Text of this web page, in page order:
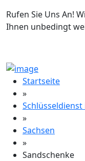
Rufen Sie Uns An!
Ihnen unbedingt
Startseite
»
Schlüsseldienst
»
Sachsen
»
Sandschenke